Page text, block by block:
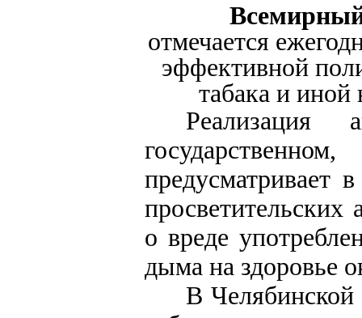
Всемирный
отмечается
эффективной
табака и
Реализация
предусматривает
о вреде
дыма на здоровье
В Челябинской